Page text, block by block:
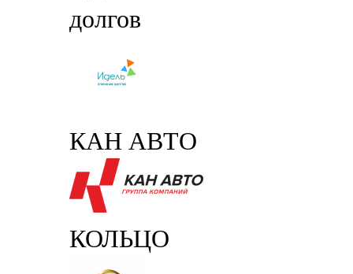
долгов
КАН АВТО
КОЛЬЦО